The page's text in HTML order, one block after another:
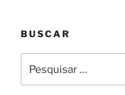
BUSCAR
por: